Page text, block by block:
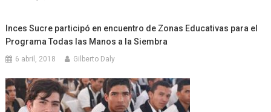
Inces Sucre participó en encuentro de Zonas Educativas para el
Programa Todas las Manos a la Siembra
6 abril, 2018 Gilberto Daly